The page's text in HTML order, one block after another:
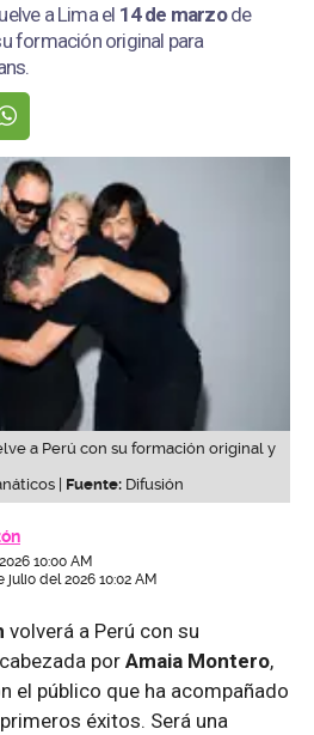
a Lima el 14 de marzode
formación original para
a Perú con su formación original y
| Fuente: Difusión
10:00 AM
del 2026 10:02 AM
volverá a Perú con su
por Amaia Montero,
el público que ha acompañado
éxitos. Será una